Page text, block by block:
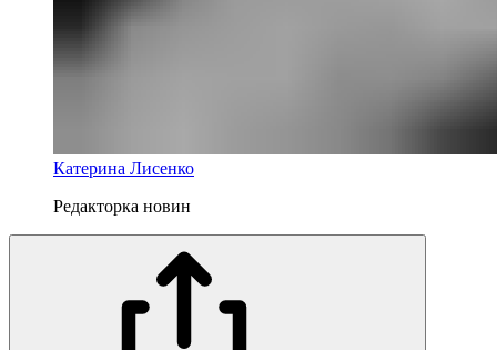
Катерина Лисенко
Редакторка новин